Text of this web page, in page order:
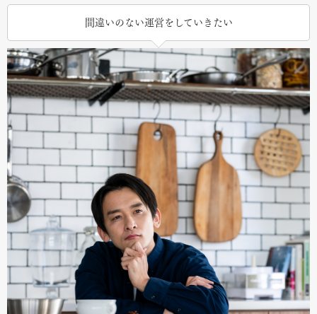
間違いのない運営をしていきたい